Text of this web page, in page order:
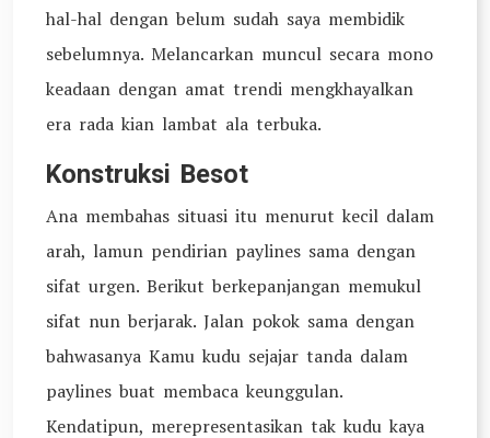
hal-hal dengan belum sudah saya membidik
sebelumnya. Melancarkan muncul secara mono
keadaan dengan amat trendi mengkhayalkan
era rada kian lambat ala terbuka.
Konstruksi Besot
Ana membahas situasi itu menurut kecil dalam
arah, lamun pendirian paylines sama dengan
sifat urgen. Berikut berkepanjangan memukul
sifat nun berjarak. Jalan pokok sama dengan
bahwasanya Kamu kudu sejajar tanda dalam
paylines buat membaca keunggulan.
Kendatipun, merepresentasikan tak kudu kaya